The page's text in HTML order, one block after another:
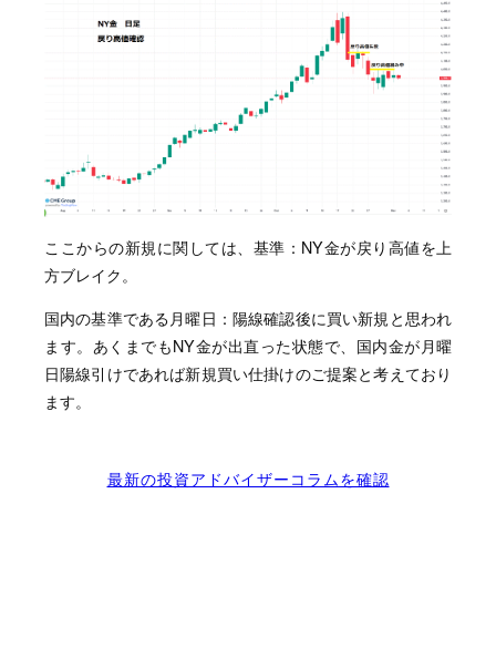
ここからの新規に関しては、基準：NY金が戻り高値を上
方ブレイク。
国内の基準である月曜日：陽線確認後に買い新規と思われ
ます。あくまでもNY金が出直った状態で、国内金が月曜
日陽線引けであれば新規買い仕掛けのご提案と考えており
ます。
最新の投資アドバイザーコラムを確認